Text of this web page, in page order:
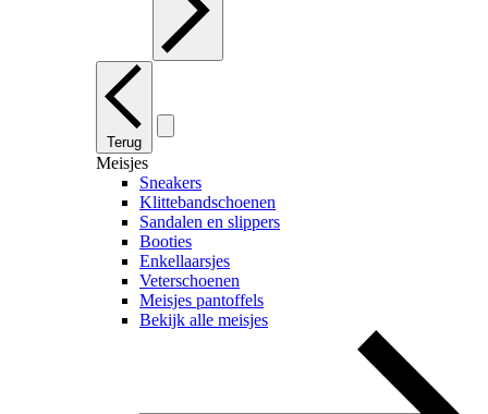
Terug
Meisjes
Sneakers
Klittebandschoenen
Sandalen en slippers
Booties
Enkellaarsjes
Veterschoenen
Meisjes pantoffels
Bekijk alle meisjes